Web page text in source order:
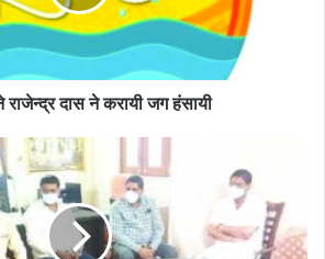
राजेन्द्र दास ने करायी जग हंसायी